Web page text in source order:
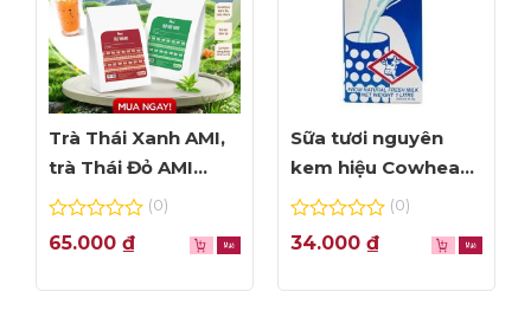
Trà Thái Xanh AMI,
trà Thái Đỏ AMI
thơm ngon, túi lọc
0
out
5
(0)
65.000 ₫
Sữa tươi nguyên
kem hiệu Cowhead
– hộp 1L
0
out
5
(0)
34.000 ₫